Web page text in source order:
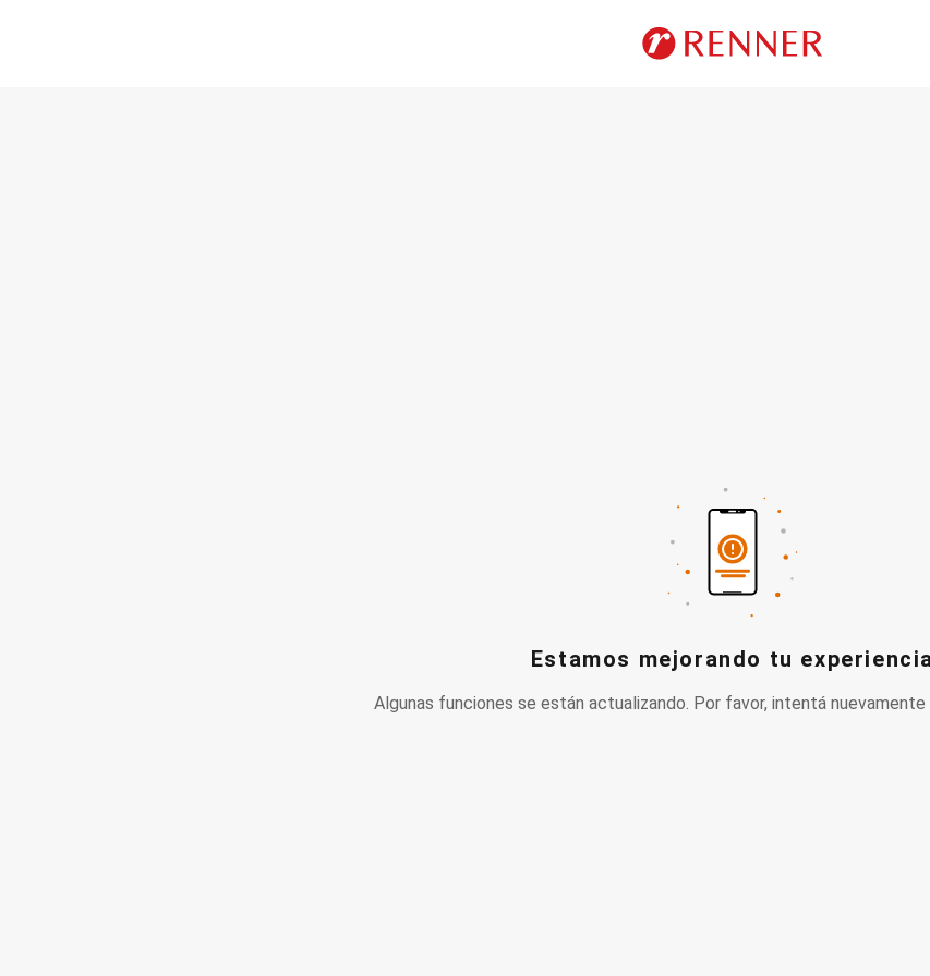
Estamos mejorando tu
Algunas funciones se están actualizando. Por favor, intentá